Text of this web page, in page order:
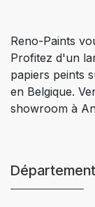
Reno-Paints
Profitez d'un
papiers peints
en Belgique.
showroom à